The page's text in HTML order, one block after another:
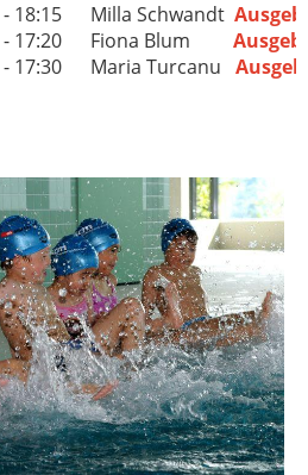
18:15 Milla Schwandt
- 17:20 Fiona Blum
17:30 Maria Turcanu